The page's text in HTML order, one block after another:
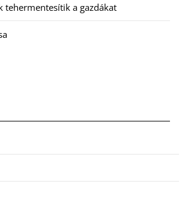
tehermentesítik a gazdákat